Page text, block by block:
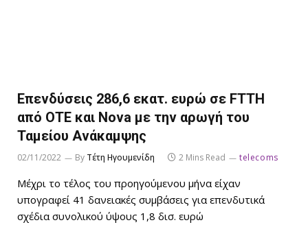
Επενδύσεις 286,6 εκατ. ευρώ σε FTTH
από ΟΤΕ και Nova με την αρωγή του
Ταμείου Ανάκαμψης
02/11/2022 By Τέτη Ηγουμενίδη 2 Mins Read telecoms
Μέχρι το τέλος του προηγούμενου μήνα είχαν
υπογραφεί 41 δανειακές συμβάσεις για επενδυτικά
σχέδια συνολικού ύψους 1,8 δισ. ευρώ